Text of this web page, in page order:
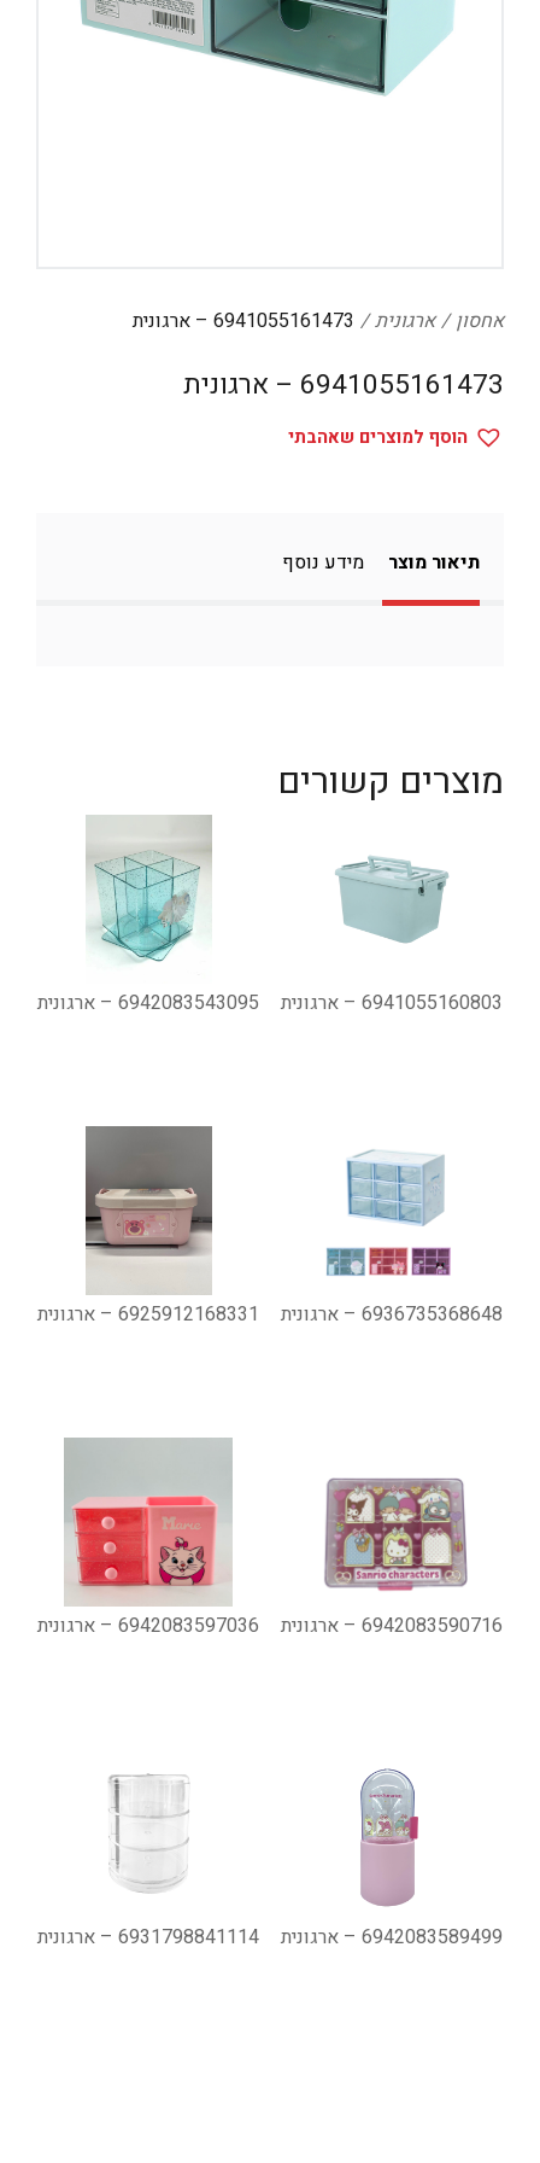
דיגיטל
הום אקססוריז
נסיעות
ספורט
אחסון ארגונית 6941055161473 – ארגונית
6941055161473 – ארגונית
הוסף למוצרים שאהבתי
תיאור מוצר מידע נוסף
מוצרים קשורים
6941055160803 – ארגונית 6942083543095 – ארגונית
6936735368648 – ארגונית 6925912168331 – ארגונית
6942083590716 – ארגונית 6942083597036 – ארגונית
6942083589499 – ארגונית 6931798841114 – ארגונית